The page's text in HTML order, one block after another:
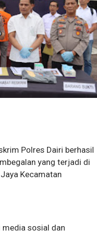
Polres Dairi berhasil
yang terjadi di
Kecamatan
sosial dan